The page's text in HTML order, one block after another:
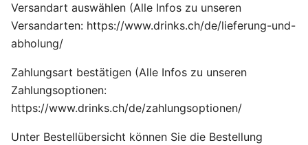
Versandart auswählen (Alle Infos zu unseren
Versandarten: https://www.drinks.ch/de/lieferung-und-
abholung/
Zahlungsart bestätigen (Alle Infos zu unseren
Zahlungsoptionen:
https://www.drinks.ch/de/zahlungsoptionen/
Unter Bestellübersicht können Sie die Bestellung